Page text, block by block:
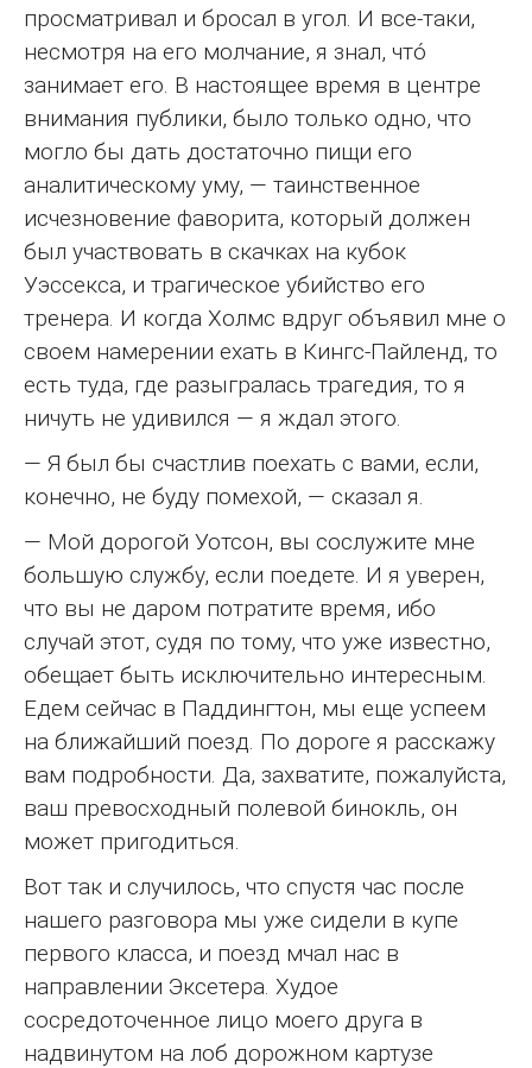
просматривал и бросал в угол. И все-таки,
несмотря на его молчание, я знал, чтó
занимает его. В настоящее время в центре
внимания публики, было только одно, что
могло бы дать достаточно пищи его
аналитическому уму, — таинственное
исчезновение фаворита, который должен
был участвовать в скачках на кубок
Уэссекса, и трагическое убийство его
тренера. И когда Холмс вдруг объявил мне о
своем намерении ехать в Кингс-Пайленд, то
есть туда, где разыгралась трагедия, то я
ничуть не удивился — я ждал этого.
— Я был бы счастлив поехать с вами, если,
конечно, не буду помехой, — сказал я.
— Мой дорогой Уотсон, вы сослужите мне
большую службу, если поедете. И я уверен,
что вы не даром потратите время, ибо
случай этот, судя по тому, что уже известно,
обещает быть исключительно интересным.
Едем сейчас в Паддингтон, мы еще успеем
на ближайший поезд. По дороге я расскажу
вам подробности. Да, захватите, пожалуйста,
ваш превосходный полевой бинокль, он
может пригодиться.
Вот так и случилось, что спустя час после
нашего разговора мы уже сидели в купе
первого класса, и поезд мчал нас в
направлении Эксетера. Худое
сосредоточенное лицо моего друга в
надвинутом на лоб дорожном картузе